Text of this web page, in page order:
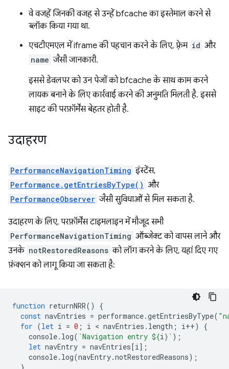
वे वजहें जिनकी वजह से उन्हें bfcache का इस्तेमाल करने से
ब्लॉक किया गया था.
एचटीएमएल में iframe की पहचान करने के लिए, फ़्रेम id और
name जैसी जानकारी.
इससे डेवलपर को उन पेजों को bfcache के साथ काम करने
लायक बनाने के लिए कार्रवाई करने की अनुमति मिलती है. इससे
साइट की परफ़ॉर्मेंस बेहतर होती है.
उदाहरण
PerformanceNavigationTiming इंस्टेंस,
Performance.getEntriesByType() और
PerformanceObserver जैसी सुविधाओं से मिल सकता है.
उदाहरण के लिए, परफ़ॉर्मेंस टाइमलाइन में मौजूद सभी
PerformanceNavigationTiming ऑब्जेक्ट को वापस लाने और
उनके notRestoredReasons को लॉग करने के लिए, यहां दिए गए
फ़ंक्शन को लागू किया जा सकता है:
function returnNRR()
{
const navEntries = performance.getEntriesByType(
for (let i = 0 ; i < navEntries . length ; i++)
{
console. log( `Navigation entry ${i} ` );
let navEntry = navEntries[i];
console. log(navEntry.notRestoredReasons);